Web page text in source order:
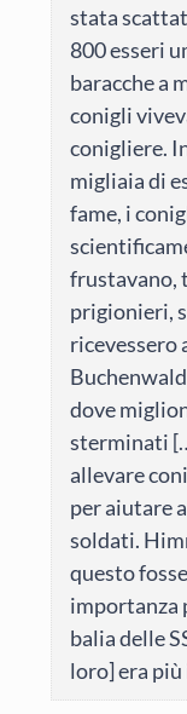
stata
800 esseri
baracche a
conigli
conigliere.
migliaia di
fame, i
frustavano,
prigionieri,
ricevessero
dove
sterminati
allevare
per aiutare
soldati.
questo
importanza
balia delle
loro] era